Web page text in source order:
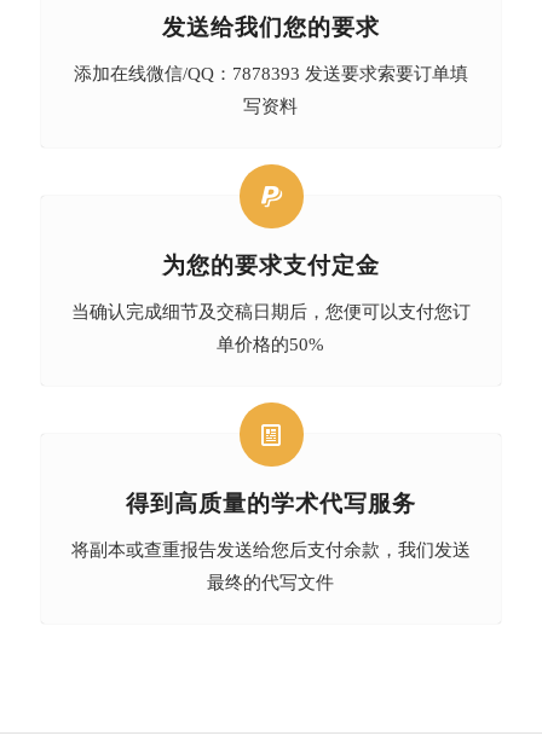
发送给我们您的要求
添加在线微信/QQ：7878393 发送要求索要订单填
写资料
为您的要求支付定金
当确认完成细节及交稿日期后，您便可以支付您订
单价格的50%
得到高质量的学术代写服务
将副本或查重报告发送给您后支付余款，我们发送
最终的代写文件